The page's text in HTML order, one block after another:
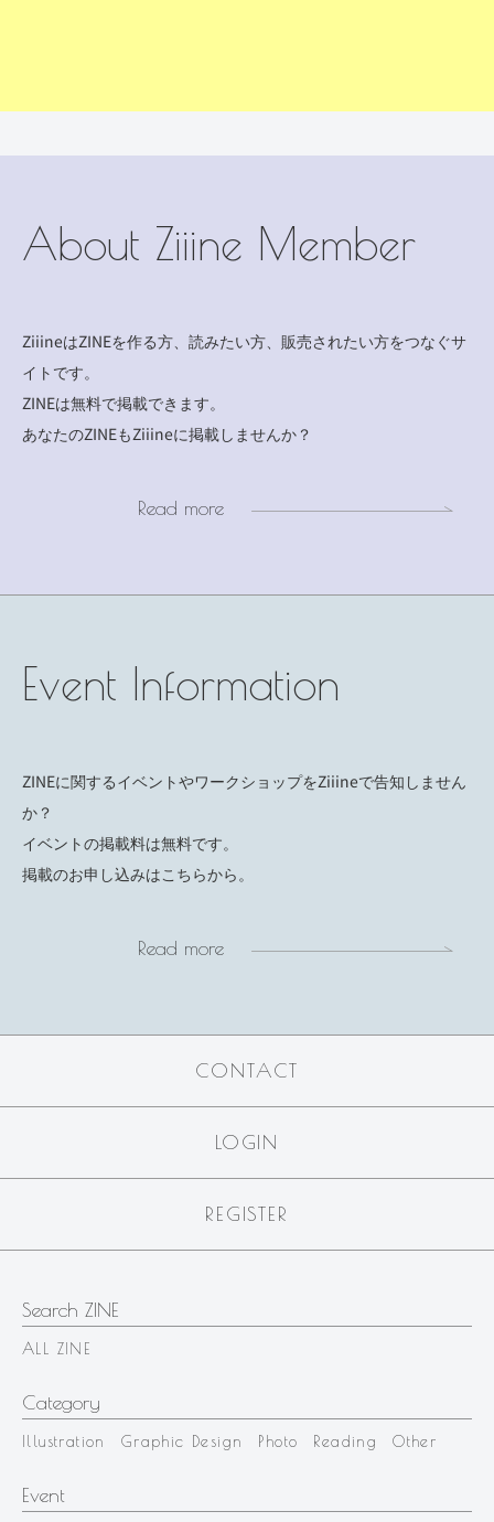
About Ziiine Member
ZiiineはZINEを作る方、読みたい方、販売されたい方をつなぐサ
イトです。
ZINEは無料で掲載できます。
あなたのZINEもZiiineに掲載しませんか？
Read more
Event Information
ZINEに関するイベントやワークショップをZiiineで告知しません
か？
イベントの掲載料は無料です。
掲載のお申し込みはこちらから。
Read more
CONTACT
LOGIN
REGISTER
Search ZINE
ALL ZINE
Category
Illustration Graphic Design Photo Reading Other
Event